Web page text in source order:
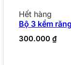
Hết hàng
Bộ 3 kềm
300.000 ₫